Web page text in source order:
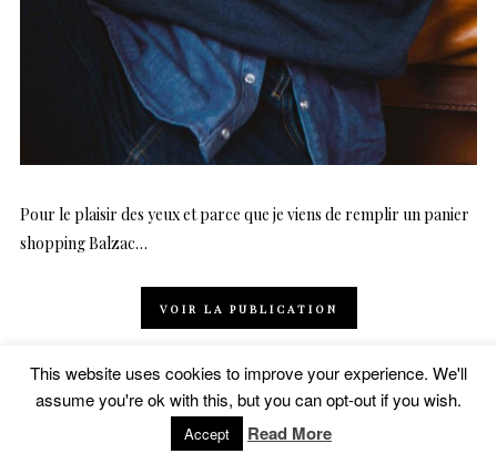
Pour le plaisir des yeux et parce que je viens de remplir un panier
shopping Balzac…
VOIR LA PUBLICATION
Partager
PAR VIVI
This website uses cookies to improve your experience. We'll
assume you're ok with this, but you can opt-out if you wish.
Accept Read More